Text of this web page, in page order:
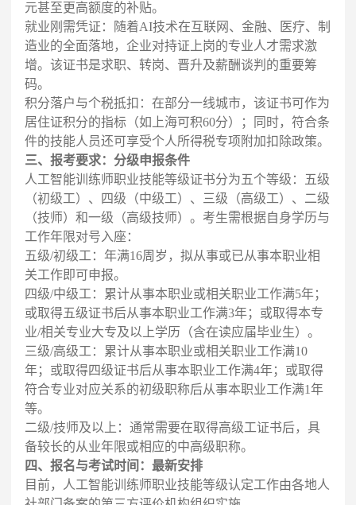
元甚至更高额度的补贴。
就业刚需凭证：随着AI技术在互联网、金融、医疗、制
造业的全面落地，企业对持证上岗的专业人才需求激
增。该证书是求职、转岗、晋升及薪酬谈判的重要筹
码。
积分落户与个税抵扣：在部分一线城市，该证书可作为
居住证积分的指标（如上海可积60分）；同时，符合条
件的技能人员还可享受个人所得税专项附加扣除政策。
三、报考要求：分级申报条件
人工智能训练师职业技能等级证书分为五个等级：五级
（初级工）、四级（中级工）、三级（高级工）、二级
（技师）和一级（高级技师）。考生需根据自身学历与
工作年限对号入座：
五级/初级工：年满16周岁，拟从事或已从事本职业相
关工作即可申报。
四级/中级工：累计从事本职业或相关职业工作满5年；
或取得五级证书后从事本职业工作满3年；或取得本专
业/相关专业大专及以上学历（含在读应届毕业生）。
三级/高级工：累计从事本职业或相关职业工作满10
年；或取得四级证书后从事本职业工作满4年；或取得
符合专业对应关系的初级职称后从事本职业工作满1年
等。
二级/技师及以上：通常需要在取得高级工证书后，具
备较长的从业年限或相应的中高级职称。
四、报名与考试时间：最新安排
目前，人工智能训练师职业技能等级认定工作由各地人